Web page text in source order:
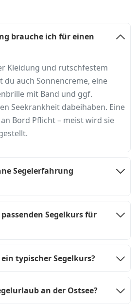
brauche ich für einen
Kleidung und rutschfestem
du auch Sonnencreme, eine
mit Band und ggf.
Seekrankheit dabeihaben. Eine
Bord Pflicht – meist wird sie
Segelerfahrung
Segelkurs für
typischer Segelkurs?
an der Ostsee?